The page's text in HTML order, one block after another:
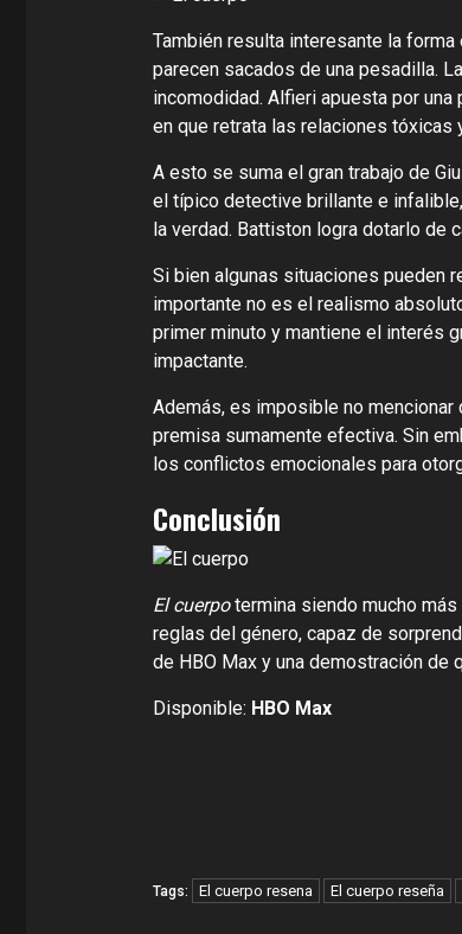
También resulta interesante la
parecen sacados de una pesadilla.
incomodidad. Alfieri apuesta por
en que retrata las relaciones tóxicas
A esto se suma el gran trabajo de
el típico detective brillante e
la verdad. Battiston logra dotarlo de
Si bien algunas situaciones pueden
importante no es el realismo
primer minuto y mantiene el interés
impactante.
Además, es imposible no mencionar
premisa sumamente efectiva. Sin
los conflictos emocionales para
Conclusión
El cuerpotermina siendo mucho más
reglas del género, capaz de
de HBO Max y una demostración
Disponible: HBO Max
Tags: El cuerpo resena El cuerpo reseña